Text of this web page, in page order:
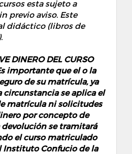
esta sujeto a
previo aviso. Este
didáctico (libros de
DINERO DEL CURSO
importante que el o la
de su matrícula, ya
circunstancia se aplica el
matrícula ni solicitudes
por concepto de
devolución se tramitará
el curso matriculado
Instituto Confucio de la